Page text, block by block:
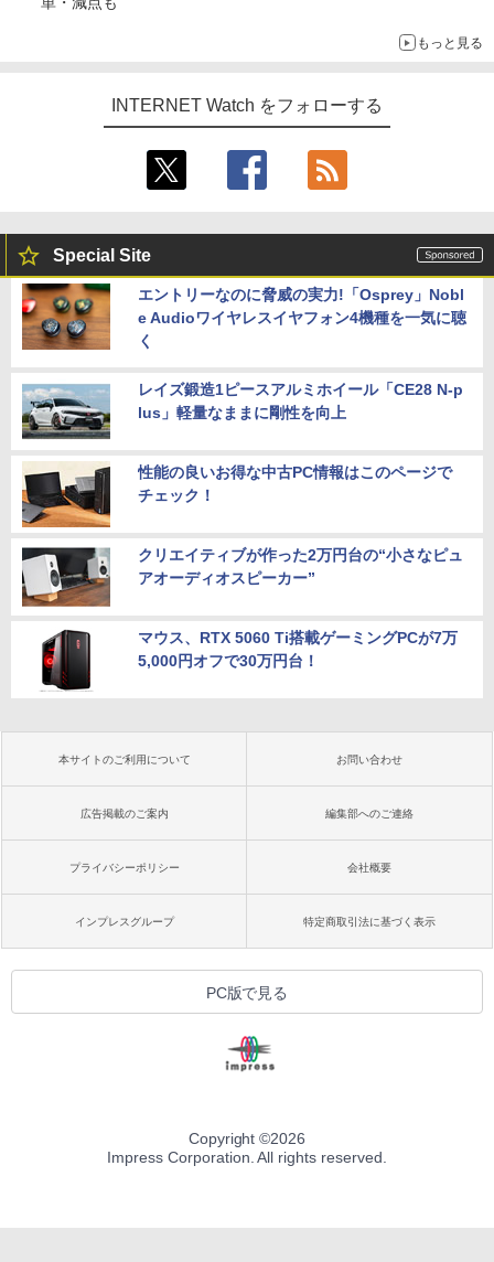
もっと見る
INTERNET Watch をフォローする
Special Site
エントリーなのに脅威の実力!「Osprey」Nobl
e Audioワイヤレスイヤフォン4機種を一気に聴
く
レイズ鍛造1ピースアルミホイール「CE28 N-p
lus」軽量なままに剛性を向上
性能の良いお得な中古PC情報はこのページで
チェック！
クリエイティブが作った2万円台の“小さなピュ
アオーディオスピーカー”
マウス、RTX 5060 Ti搭載ゲーミングPCが7万
5,000円オフで30万円台！
本サイトのご利用について お問い合わせ
広告掲載のご案内 編集部へのご連絡
プライバシーポリシー 会社概要
インプレスグループ 特定商取引法に基づく表示
PC版で見る
Copyright ©2026
Impress Corporation. All rights reserved.